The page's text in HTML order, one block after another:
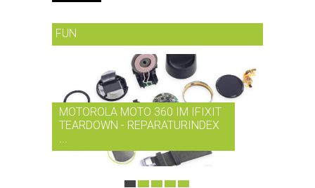
FUN
MOTOROLA MOTO 360 IM IFIXIT
TEARDOWN - REPARATURINDEX
...